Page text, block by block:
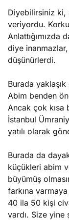
Diyebilirsiniz ki,
veriyordu.
Anlattığımızda
diye
düşünürlerdi.
Burada
Abim benden
Ancak çok kısa
İstanbul
yatılı olarak
Burada da
küçükleri abim
büyümüş
farkına
40 ila 50 kişi
vardı. Size